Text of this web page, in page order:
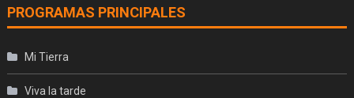
PROGRAMAS PRINCIPALES
Mi Tierra
Viva la tarde